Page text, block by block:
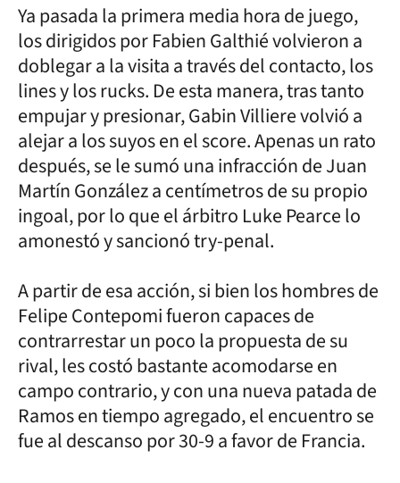
Ya pasada la primera media hora de juego,
los dirigidos por Fabien Galthié volvieron a
doblegar a la visita a través del contacto, los
lines y los rucks. De esta manera, tras tanto
empujar y presionar, Gabin Villiere volvió a
alejar a los suyos en el score. Apenas un rato
después, se le sumó una infracción de Juan
Martín González a centímetros de su propio
ingoal, por lo que el árbitro Luke Pearce lo
amonestó y sancionó try-penal.
A partir de esa acción, si bien los hombres de
Felipe Contepomi fueron capaces de
contrarrestar un poco la propuesta de su
rival, les costó bastante acomodarse en
campo contrario, y con una nueva patada de
Ramos en tiempo agregado, el encuentro se
fue al descanso por 30-9 a favor de Francia.